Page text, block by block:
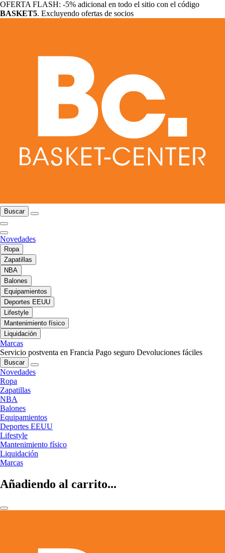
OFERTA FLASH: -5% adicional en todo el sitio con el código
BASKET5. Excluyendo ofertas de socios
Buscar
Novedades
Ropa
Zapatillas
NBA
Balones
Equipamientos
Deportes EEUU
Lifestyle
Mantenimiento físico
Liquidación
Marcas
Servicio postventa en Francia Pago seguro Devoluciones fáciles
Buscar
Novedades
Ropa
Zapatillas
NBA
Balones
Equipamientos
Deportes EEUU
Lifestyle
Mantenimiento físico
Liquidación
Marcas
Añadiendo al carrito...